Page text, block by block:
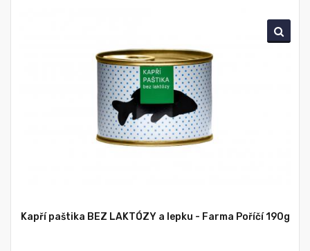
Kapří paštika BEZ LAKTÓZY a lepku - Farma Poříčí 190g